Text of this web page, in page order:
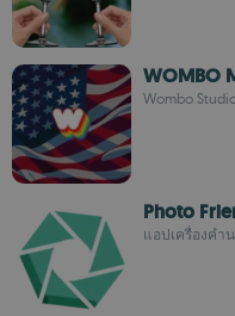
WOMBO
Wombo
Photo
แอปเครื่องคำ